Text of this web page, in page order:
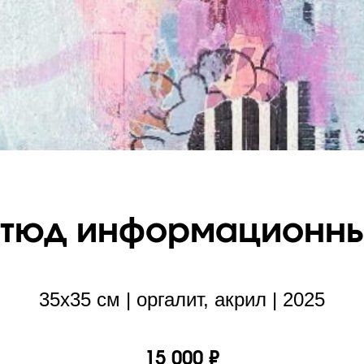
35х35 см | оргалит, акрил | 2025
15 000 ₽